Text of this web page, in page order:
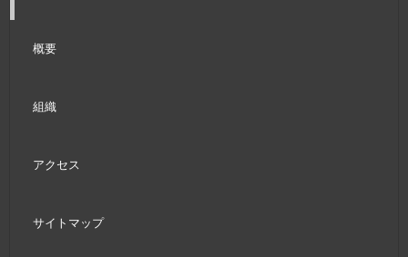
概要
組織
アクセス
サイトマップ